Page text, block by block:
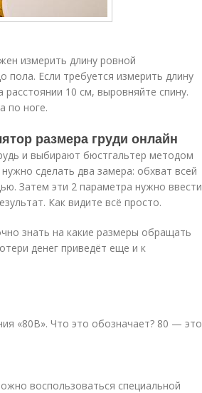
измерить длину ровной
пола. Если требуется измерить длину
10 см, выровняйте спину.
по ноге.
размера груди онлайн
и выбирают бюстгальтер методом
сделать два замера: обхват всей
Затем эти 2 параметра нужно ввести
Как видите всё просто.
знать на какие размеры обращать
денег приведёт еще и к
«80B». Что это обозначает? 80 — это
воспользоваться специальной